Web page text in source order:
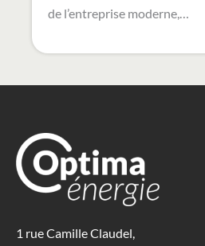
de l’entreprise moderne,…
1 rue Camille Claudel,